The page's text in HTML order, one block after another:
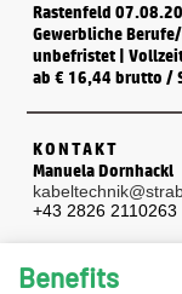
Rastenfeld
Gewerbliche
unbefristet |
ab € 16,44 brutto /
KONTAKT
Manuela Dornhackl
+43 2826 2110263
Benefits